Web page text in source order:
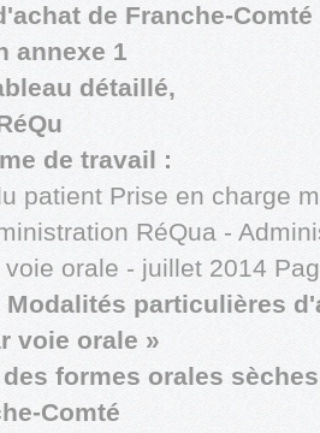
de Franche-Comté
annexe 1
détaillé,
de travail :
patient Prise en charge
RéQua -
orale - juillet 2014
Modalités particulières
voie orale »
formes orales
Comté